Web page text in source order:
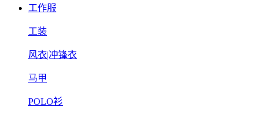
工作服
工装
风衣|冲锋衣
马甲
POLO衫